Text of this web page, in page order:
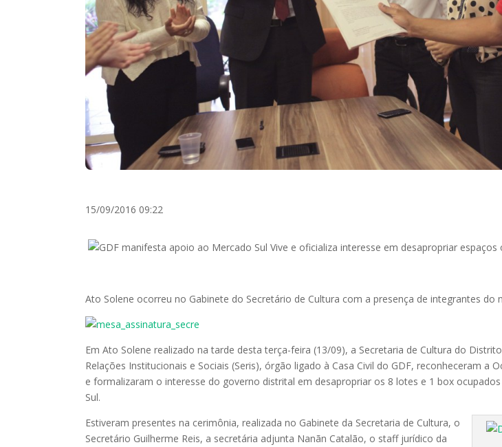
15/09/2016 09:22
Ato Solene ocorreu no Gabinete do Secretário de Cultura com a presença de integrantes
Em Ato Solene realizado na tarde desta terça-feira (13/09), a Secretaria de Cultura do
Relações Institucionais e Sociais (Seris), órgão ligado à Casa Civil do GDF, reconheceram a
e formalizaram o interesse do governo distrital em desapropriar os 8 lotes e 1 box
Sul.
Estiveram presentes na cerimônia, realizada no Gabinete da Secretaria de Cultura, o
Secretário Guilherme Reis, a secretária adjunta Nanãn Catalão, o staff jurídico da